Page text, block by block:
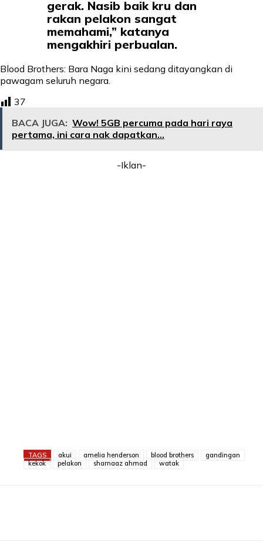
gerak. Nasib baik kru dan
rakan pelakon sangat
memahami,” katanya
mengakhiri perbualan.
Blood Brothers: Bara Naga kini sedang ditayangkan di
pawagam seluruh negara.
37
BACA JUGA: Wow! 5GB percuma pada hari raya
pertama, ini cara nak dapatkan...
-Iklan-
TAGS akui amelia henderson blood brothers
gandingan
kekok
pelakon sharnaaz ahmad watak